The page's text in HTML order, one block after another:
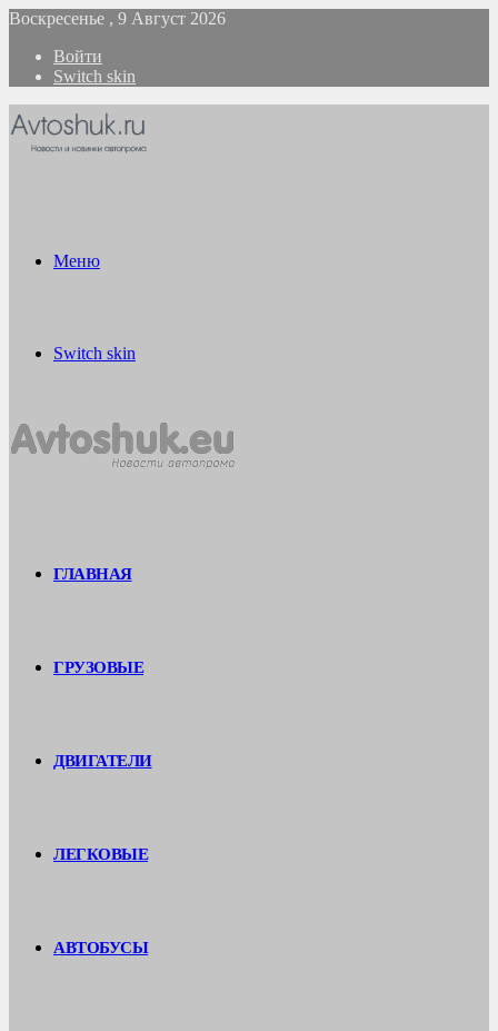
Воскресенье , 9 Август 2026
Войти
Switch skin
Меню
Switch skin
ГЛАВНАЯ
ГРУЗОВЫЕ
ДВИГАТЕЛИ
ЛЕГКОВЫЕ
АВТОБУСЫ